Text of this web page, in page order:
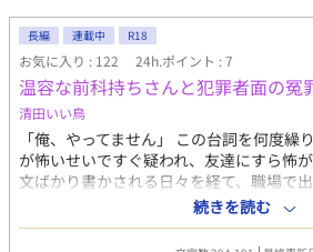
長編 連載中 R18
お気に入り : 122 24h.ポイント : 7
温容な前科持ちさんと犯罪者面の冤
清田いい鳥
「俺、やってません」 この台詞を何度繰
が怖いせいですぐ疑われ、友達にすら怖
文ばかり書かされる日々を経て、職場で
が怖くはないらしく、ひたすら面倒を見
る。ずっと一緒にいるうちに、すっかり
知った。この爽やかでいかにも話しかけ
続きを読む